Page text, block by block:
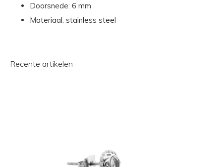
Doorsnede: 6 mm
Materiaal: stainless steel
Recente artikelen